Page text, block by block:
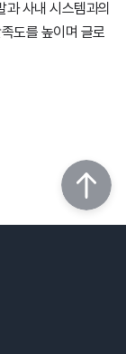
사내 시스템과의
도를 높이며 글로